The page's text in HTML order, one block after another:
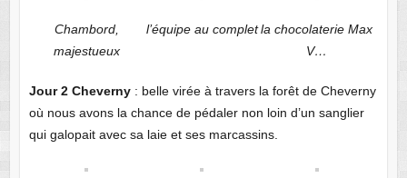
Chambord,
majestueux
l’équipe au complet la chocolaterie Max
V…
Jour 2 Cheverny: belle virée à travers la forêt de Cheverny
où nous avons la chance de pédaler non loin d’un sanglier
qui galopait avec sa laie et ses marcassins.